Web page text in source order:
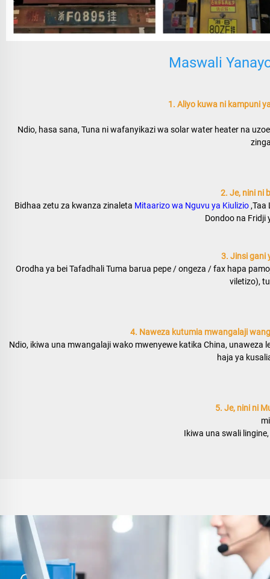
Maswali
1. Aliyo kuwa ni kampuni
Ndio, hasa sana, Tuna ni wafanyikazi wa solar water heater na
2. Je, nini ni
Bidhaa zetu za kwanza zinaleta Mitaarizo wa Nguvu ya Kiulizio ,Taa
Dondoo na Fridji
3. Jinsi gani
Orodha ya bei Tafadhali Tuma barua pepe / ongeza / fax hapa
viletizo),
4. Naweza kutumia mwangalaji
Ndio, ikiwa una mwangalaji wako mwenyewe katika China,
haja ya
5. Je, nini ni
Ikiwa una swali